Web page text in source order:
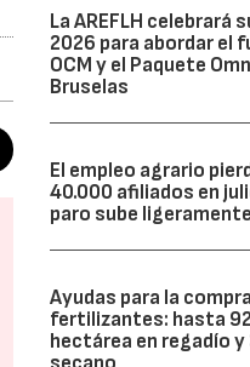
La AREFLH celebrará
2026 para abordar el
OCM y el Paquete
Bruselas
El empleo agrario
40.000 afiliados en
paro sube ligeramente
Ayudas para la
fertilizantes: hasta
hectárea en regadío y